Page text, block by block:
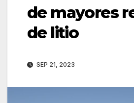
de mayores
de litio
SEP 21, 2023